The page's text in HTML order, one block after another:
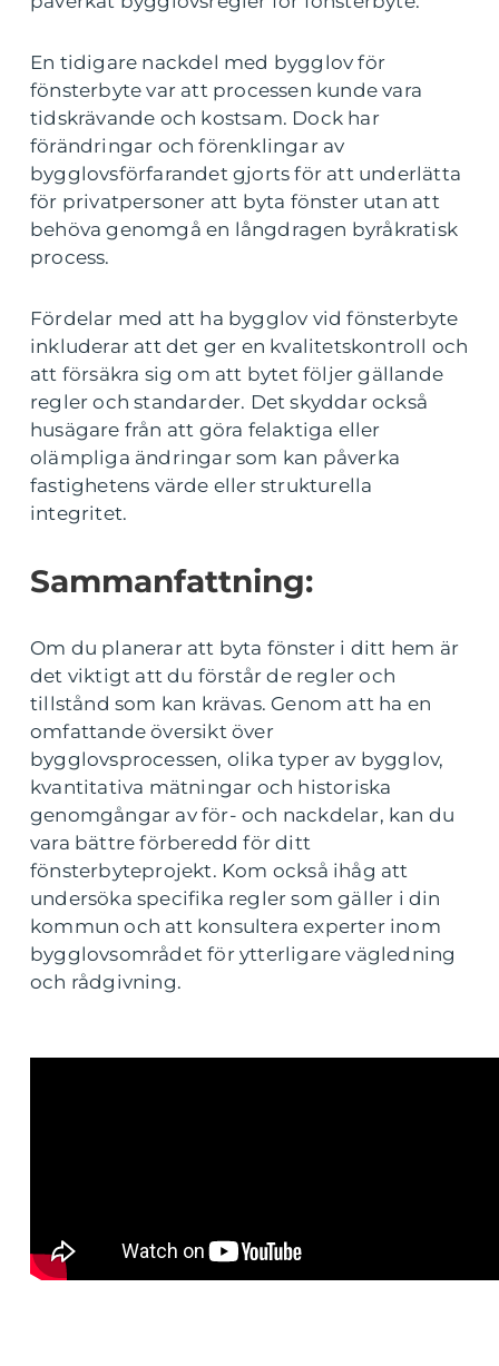
En tidigare nackdel med bygglov för
fönsterbyte var att processen kunde vara
tidskrävande och kostsam. Dock har
förändringar och förenklingar av
bygglovsförfarandet gjorts för att underlätta
för privatpersoner att byta fönster utan att
behöva genomgå en långdragen byråkratisk
process.
Fördelar med att ha bygglov vid fönsterbyte
inkluderar att det ger en kvalitetskontroll och
att försäkra sig om att bytet följer gällande
regler och standarder. Det skyddar också
husägare från att göra felaktiga eller
olämpliga ändringar som kan påverka
fastighetens värde eller strukturella
integritet.
Sammanfattning:
Om du planerar att byta fönster i ditt hem är
det viktigt att du förstår de regler och
tillstånd som kan krävas. Genom att ha en
omfattande översikt över
bygglovsprocessen, olika typer av bygglov,
kvantitativa mätningar och historiska
genomgångar av för- och nackdelar, kan du
vara bättre förberedd för ditt
fönsterbyteprojekt. Kom också ihåg att
undersöka specifika regler som gäller i din
kommun och att konsultera experter inom
bygglovsområdet för ytterligare vägledning
och rådgivning.